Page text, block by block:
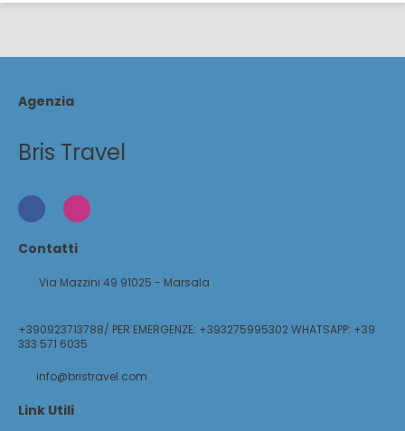
Agenzia
Bris Travel
Contatti
Via Mazzini 49 91025 - Marsala
+390923713788/ PER EMERGENZE: +393275995302 WHATSAPP: +39
333 571 6035
info@bristravel.com
Link Utili